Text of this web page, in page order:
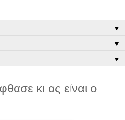
▼
▼
▼
κι ας είναι ο